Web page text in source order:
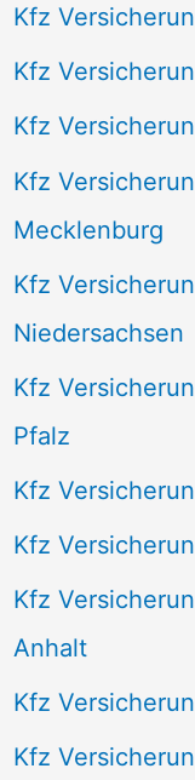
Kfz
Kfz
Kfz
Kfz
Mecklenburg
Kfz
Niedersachsen
Kfz
Pfalz
Kfz
Kfz
Kfz
Anhalt
Kfz
Kfz